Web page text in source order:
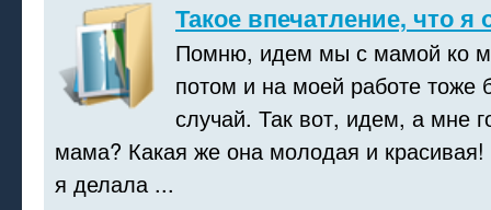
Такое впечатление, что я
Помню, идем мы с мамой ко
потом и на моей работе тоже
случай. Так вот, идем, а мне
мама? Какая же она молодая и
я делала ...